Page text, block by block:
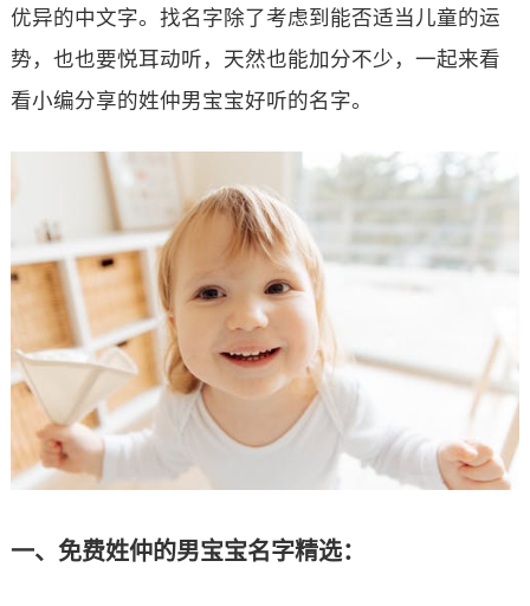
优异的中文字。找名字除了考虑到能否适当儿童的运
势，也也要悦耳动听，天然也能加分不少，一起来看
看小编分享的姓仲男宝宝好听的名字。
一、免费姓仲的男宝宝名字精选：